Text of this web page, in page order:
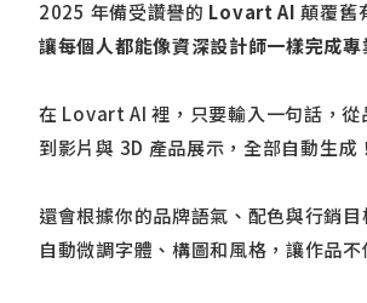
2025 年備受讚譽的 Lovart AI 顛覆舊
讓每個人都能像資深設計師一樣完成專
在 Lovart AI 裡，只要輸入一句話，從
到影片與 3D 產品展示，全部自動生成！
還會根據你的品牌語氣、配色與行銷目
自動微調字體、構圖和風格，讓作品